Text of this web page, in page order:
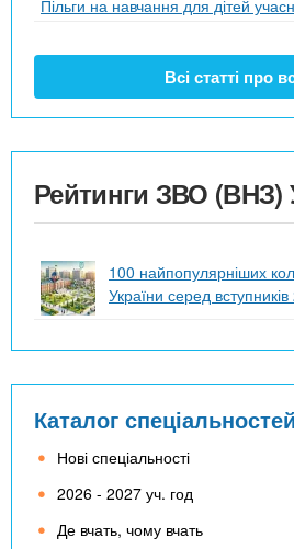
Пільги на навчання для дітей
Всі статті про
Рейтинги ЗВО (ВНЗ)
100 найпопулярніших
України серед
Каталог спеціальностей
Нові спеціальності
2026 - 2027 уч. год
Де вчать, чому вчать